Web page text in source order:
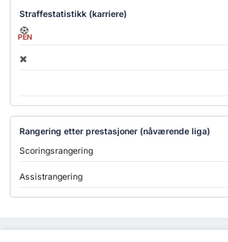
Straffestatistikk (karriere)
PEN
Rangering etter prestasjoner (nåværende liga)
Scoringsrangering
Assistrangering